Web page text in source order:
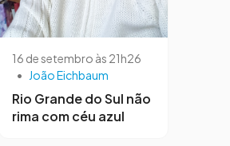
16 de setembro às 21h26
• João Eichbaum
Rio Grande do Sul não
rima com céu azul